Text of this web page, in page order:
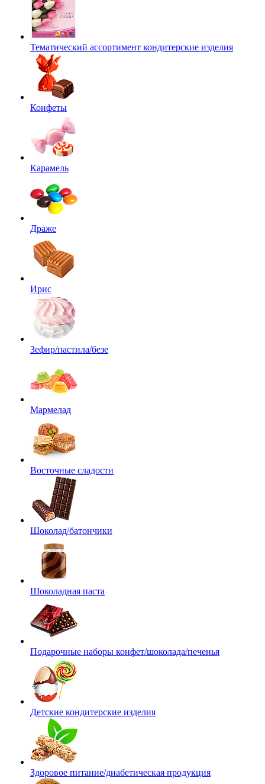
Тематический ассортимент кондитерские изделия
Конфеты
Карамель
Драже
Ирис
Зефир/пастила/безе
Мармелад
Восточные сладости
Шоколад/батончики
Шоколадная паста
Подарочные наборы конфет/шоколада/печенья
Детские кондитерские изделия
Здоровое питание/диабетическая продукция